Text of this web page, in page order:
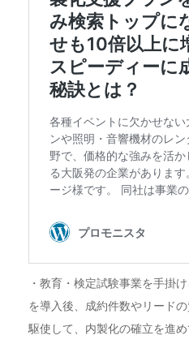
・教育・検定試験事業を手掛
を導入後、成約件数やリード
駆使して、内製化の確立を進